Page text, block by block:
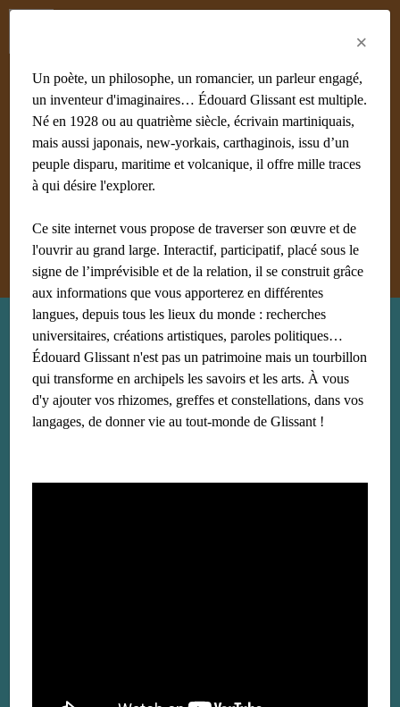
#achiery #acoma #adami #afrique #agnès B
#algérie
#Aliocha Wald Lasowski #amériques
#amis
#anthropologie
Afficher tous les mots clés
Recherche : edouard glissant
×
Un poète, un philosophe, un romancier, un parleur engagé,
un inventeur d'imaginaires… Édouard Glissant est multiple.
Né en 1928 ou au quatrième siècle, écrivain martiniquais,
mais aussi japonais, new-yorkais, carthaginois, issu d’un
peuple disparu, maritime et volcanique, il offre mille traces
à qui désire l'explorer.
Ce site internet vous propose de traverser son œuvre et de
l'ouvrir au grand large. Interactif, participatif, placé sous le
signe de l’imprévisible et de la relation, il se construit grâce
aux informations que vous apporterez en différentes
langues, depuis tous les lieux du monde : recherches
universitaires, créations artistiques, paroles politiques…
Édouard Glissant n'est pas un patrimoine mais un tourbillon
qui transforme en archipels les savoirs et les arts. À vous
d'y ajouter vos rhizomes, greffes et constellations, dans vos
langages, de donner vie au tout-monde de Glissant !